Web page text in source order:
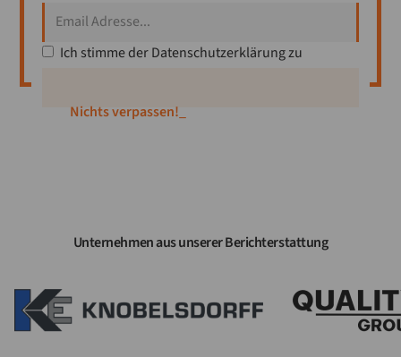
Ich stimme derDatenschutzerklärungzu
Nichts verpassen!
Unternehmen aus unserer Berichterstattung